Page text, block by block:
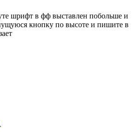
шрифт в фф выставлен побольше и
кнопку по высоте и пишите в